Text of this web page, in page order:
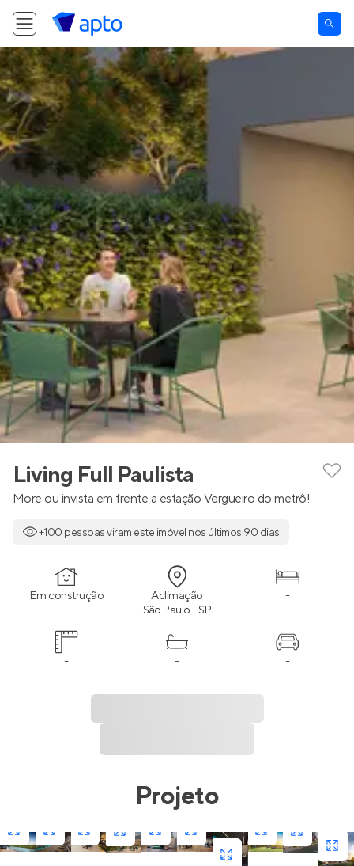
Living Full Paulista
More ou invista em frente a estação Vergueiro do metrô!
+100 pessoas viram este imóvel nos últimos 90 dias
Em construção Aclimação
São Paulo - SP
-
- - -
Projeto